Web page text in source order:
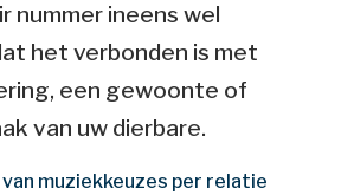
nummer ineens wel
het verbonden is met
een gewoonte of
van uw dierbare.
muziekkeuzes per relatie